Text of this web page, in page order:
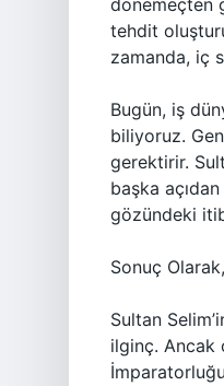
dönemeçten
tehdit
zamanda, iç
Bugün, iş
biliyoruz.
gerektirir.
başka
gözündeki
Sonuç
Sultan
ilginç. Ancak